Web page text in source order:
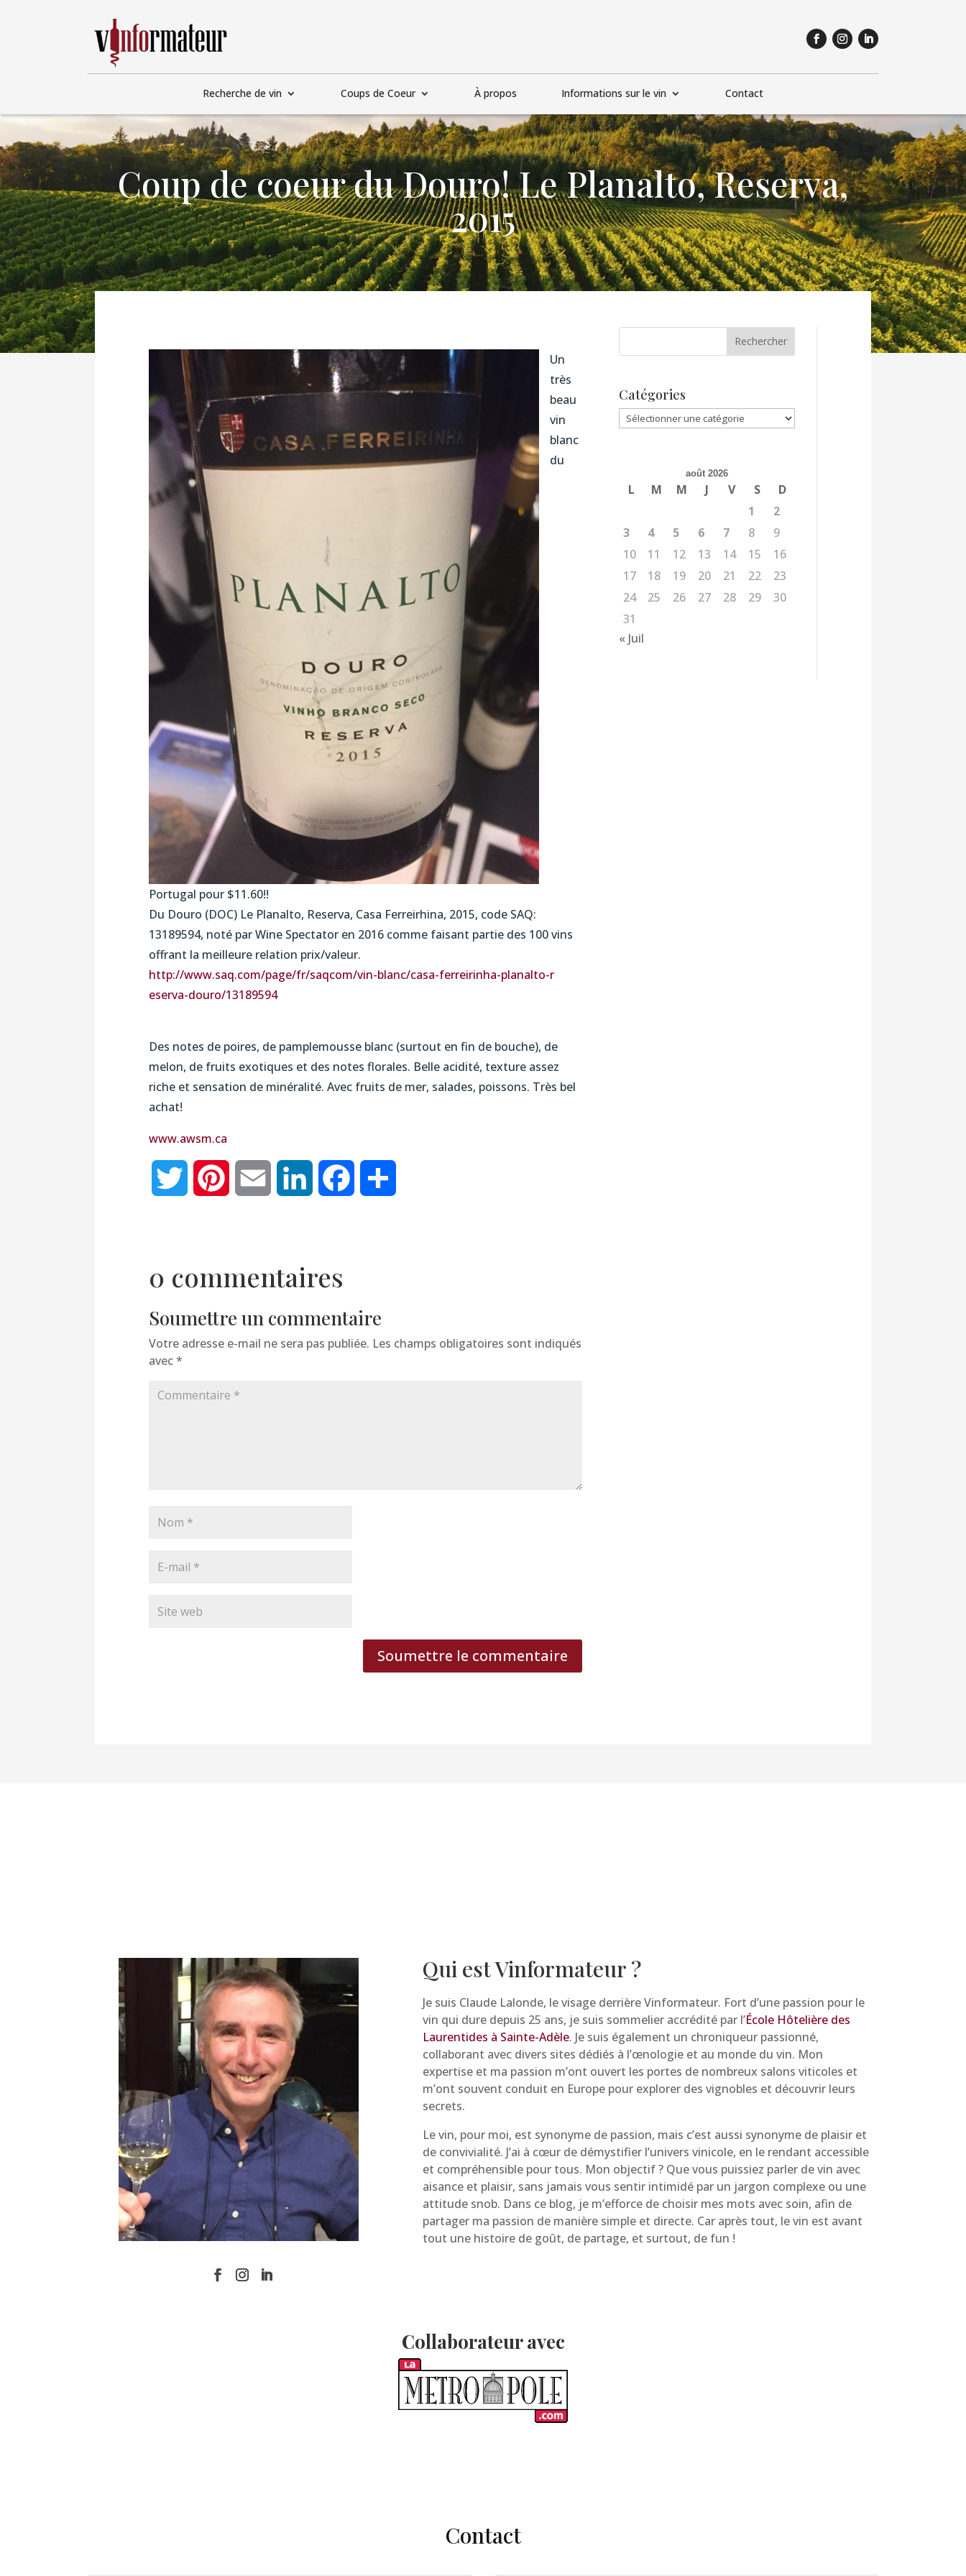
Recherche de vin Coups de Coeur À propos Informations sur le vin Contact
Coup de coeur du Douro! Le Planalto, Reserva,
2015
Un
très
beau
vin
blanc
du
Portugal pour $11.60!!
Du Douro (DOC) Le Planalto, Reserva, Casa Ferreirhina, 2015, code SAQ:
13189594, noté par Wine Spectator en 2016 comme faisant partie des 100 vins
offrant la meilleure relation prix/valeur.
http://www.saq.com/page/fr/saqcom/vin-blanc/casa-ferreirinha-planalto-r
eserva-douro/13189594
Des notes de poires, de pamplemousse blanc (surtout en fin de bouche), de
melon, de fruits exotiques et des notes florales. Belle acidité, texture assez
riche et sensation de minéralité. Avec fruits de mer, salades, poissons. Très bel
achat!
www.awsm.ca
Twitter Pinterest Email LinkedIn Facebook
0 commentaires
Soumettre un commentaire
Votre adresse e-mail ne sera pas publiée. Les champs obligatoires sont indiqués
avec*
Soumettre le commentaire
Catégories
Catégories
août 2026
L M M J V S
D
1
2
3
4 5 6 7 8
9
10
11 12 13 14 15
16
17
18 19 20 21 22
23
24
25 26 27 28 29
30
31
« Juil
Qui est Vinformateur ?
Je suis Claude Lalonde, le visage derrière Vinformateur. Fort d’une passion pour le
vin qui dure depuis 25 ans, je suis sommelier accrédité par l’École Hôtelière des
Laurentides à Sainte-Adèle. Je suis également un chroniqueur passionné,
collaborant avec divers sites dédiés à l’œnologie et au monde du vin. Mon
expertise et ma passion m’ont ouvert les portes de nombreux salons viticoles et
m’ont souvent conduit en Europe pour explorer des vignobles et découvrir leurs
secrets.
Le vin, pour moi, est synonyme de passion, mais c’est aussi synonyme de plaisir et
de convivialité. J’ai à cœur de démystifier l’univers vinicole, en le rendant accessible
et compréhensible pour tous. Mon objectif ? Que vous puissiez parler de vin avec
aisance et plaisir, sans jamais vous sentir intimidé par un jargon complexe ou une
attitude snob. Dans ce blog, je m’efforce de choisir mes mots avec soin, afin de
partager ma passion de manière simple et directe. Car après tout, le vin est avant
tout une histoire de goût, de partage, et surtout, de fun !
Collaborateur avec
Contact